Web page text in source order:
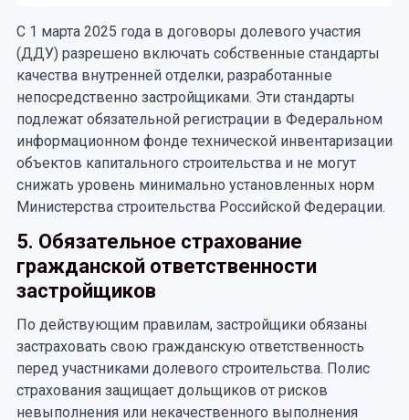
С 1 марта 2025 года в договоры долевого участия
(ДДУ) разрешено включать собственные стандарты
качества внутренней отделки, разработанные
непосредственно застройщиками. Эти стандарты
подлежат обязательной регистрации в Федеральном
информационном фонде технической инвентаризации
объектов капитального строительства и не могут
снижать уровень минимально установленных норм
Министерства строительства Российской Федерации.
5. Обязательное страхование
гражданской ответственности
застройщиков
По действующим правилам, застройщики обязаны
застраховать свою гражданскую ответственность
перед участниками долевого строительства. Полис
страхования защищает дольщиков от рисков
невыполнения или некачественного выполнения